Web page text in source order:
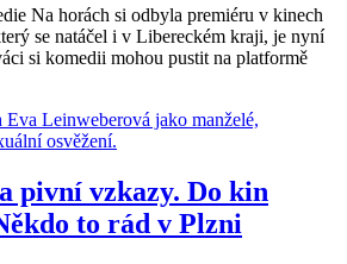
Na horách si odbyla premiéru v kinech
se natáčel i v Libereckém kraji, je nyní
si komedii mohou pustit na platformě
pivní vzkazy. Do kin
to rád v Plzni